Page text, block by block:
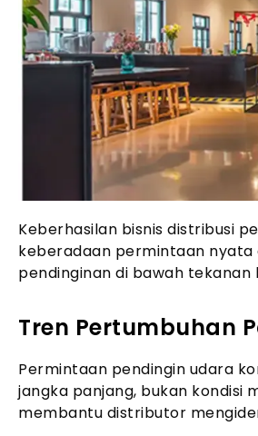
Keberhasilan bisnis distribusi
keberadaan permintaan nyata
pendinginan di bawah tekanan
Tren Pertumbuhan
Permintaan pendingin udara
jangka panjang, bukan kondisi
membantu distributor